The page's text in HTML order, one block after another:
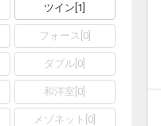
ツイン 1
フォース 0]
ダブル 0
和洋室 0
メゾネット 0